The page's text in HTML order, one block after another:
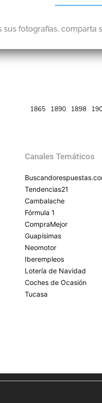
sus fotografías, comparta
1865 1890 1898
Canales Temáticos
Tendencias21
Cambalache
Fórmula 1
CompraMejor
Guapísimas
Neomotor
Iberempleos
Lotería de Navidad
Coches de Ocasión
Tucasa